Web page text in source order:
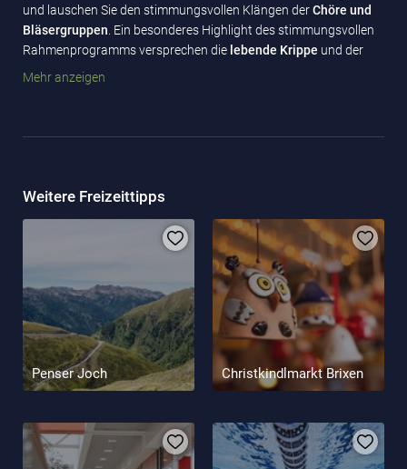
und lauschen Sie den stimmungsvollen Klängen derChöre und
Bläsergruppen . Ein besonderes Highlight des stimmungsvollen
Rahmenprogramms versprechen die lebende Krippe und der
Besuch des
Mehr anzeigen
Weitere Freizeittipps
Penser Joch Christkindlmarkt Brixen